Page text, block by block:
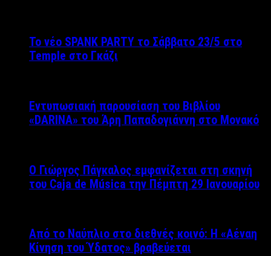
Το νέο SPANK PARTY το Σάββατο 23/5 στο
Temple στο Γκάζι
Εντυπωσιακή παρουσίαση του Βιβλίου
«DARINA» του Άρη Παπαδογιάννη στο Μονακό
Ο Γιώργος Πάγκαλος εμφανίζεται στη σκηνή
του Caja de Música την Πέμπτη 29 Ιανουαρίου
Από το Ναύπλιο στο διεθνές κοινό: Η «Αέναη
Κίνηση του Ύδατος» βραβεύεται